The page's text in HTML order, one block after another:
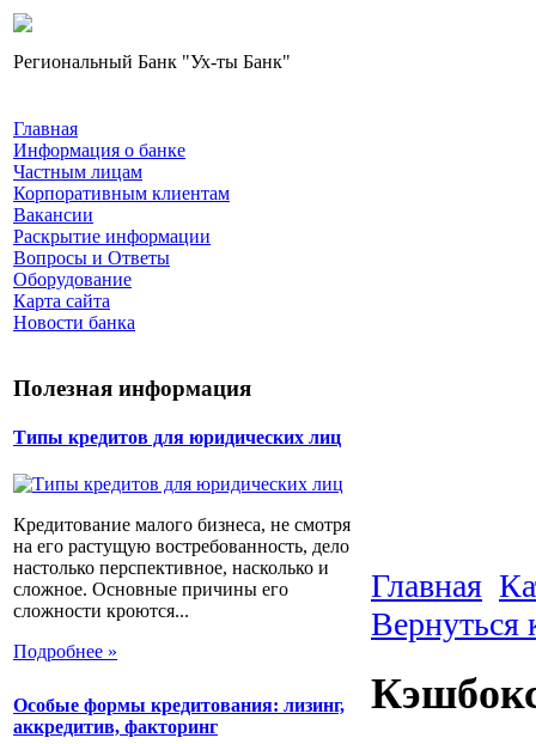
Региональный Банк "Ух-ты Банк"
Главная
Информация о банке
Частным лицам
Корпоративным клиентам
Вакансии
Раскрытие информации
Вопросы и Ответы
Оборудование
Карта сайта
Новости банка
Полезная информация
Типы кредитов для юридических лиц
Кредитование малого бизнеса, не смотря
на его растущую востребованность, дело
настолько перспективное, насколько и
сложное. Основные причины его
сложности кроются...
Подробнее »
Особые формы кредитования: лизинг,
аккредитив, факторинг
Главная